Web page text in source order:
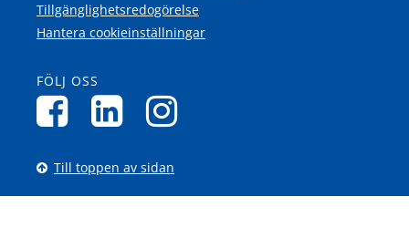
Tillgänglighetsredogörelse
Hantera cookieinställningar
FÖLJ OSS
Till toppen av sidan